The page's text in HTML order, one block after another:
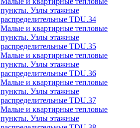
пункты. Узлы этажные
распределительные TDU.34
Малые и квартирные тепловые
пункты. Узлы этажные
распределительные TDU.35
Малые и квартирные тепловые
пункты. Узлы этажные
распределительные TDU.36
Малые и квартирные тепловые
пункты. Узлы этажные
распределительные TDU.37
Малые и квартирные тепловые
пункты. Узлы этажные